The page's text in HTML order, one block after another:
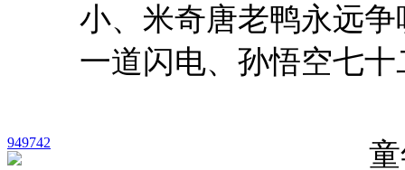
949742
小、米奇唐老鸭永远
一道闪电、孙悟空七